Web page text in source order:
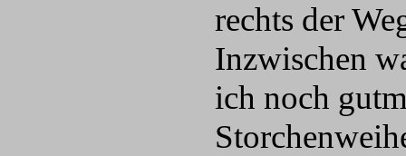
rechts der
Inzwischen
ich noch